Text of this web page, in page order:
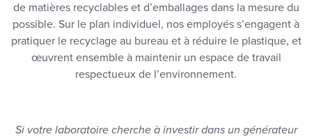
de matières recyclables et d’emballages dans la mesure du
possible. Sur le plan individuel, nos employés s’engagent à
pratiquer le recyclage au bureau et à réduire le plastique, et
œuvrent ensemble à maintenir un espace de travail
respectueux de l’environnement.
Si votre laboratoire cherche à investir dans un générateur